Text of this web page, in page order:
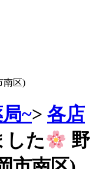
南区)
~> 各店
した
野